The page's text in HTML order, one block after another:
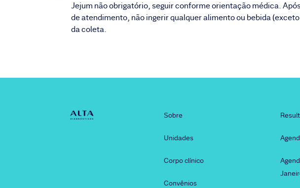
Jejum não obrigatório, seguir conforme orientação médica.
de atendimento, não ingerir qualquer alimento ou bebida
da coleta.
Sobre
Unidades
Corpo clínico
Convênios